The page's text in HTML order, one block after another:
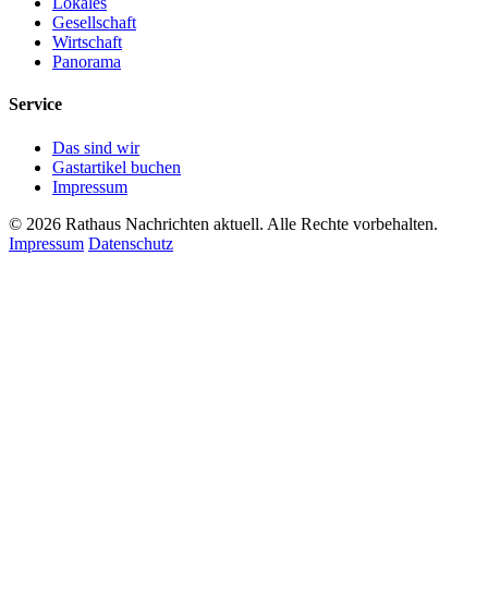
Gesellschaft
Wirtschaft
Panorama
Service
Das sind wir
Gastartikel buchen
Impressum
© 2026 Rathaus Nachrichten aktuell. Alle Rechte vorbehalten.
Impressum Datenschutz